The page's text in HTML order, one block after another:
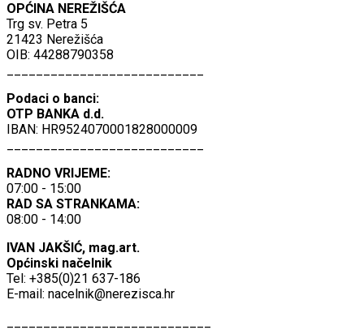
OPĆINA NEREŽIŠĆA
Trg sv. Petra 5
21423 Nerežišća
OIB: 44288790358
Podaci o banci:
OTP BANKA d.d.
IBAN: HR9524070001828000009
RADNO VRIJEME:
07:00 - 15:00
RAD SA STRANKAMA:
08:00 - 14:00
IVAN JAKŠIĆ, mag.art.
Općinski načelnik
Tel: +385(0)21 637-186
E-mail: nacelnik@nerezisca.hr